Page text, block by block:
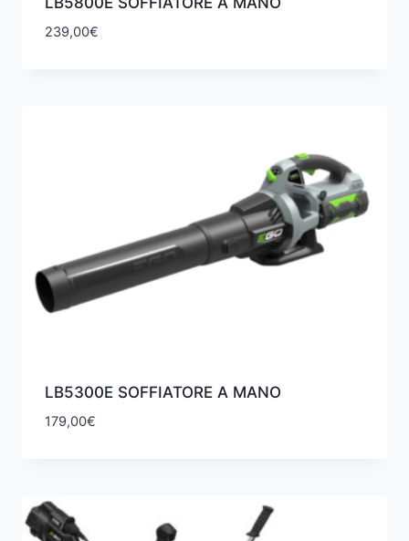
239,00€
LB5300E SOFFIATORE A MANO
179,00€